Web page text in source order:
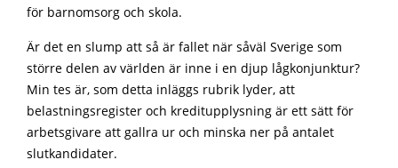
för barnomsorg och skola.
Är det en slump att så är fallet när såväl Sverige som
större delen av världen är inne i en djup lågkonjunktur?
Min tes är, som detta inläggs rubrik lyder, att
belastningsregister och kreditupplysning är ett sätt för
arbetsgivare att gallra ur och minska ner på antalet
slutkandidater.